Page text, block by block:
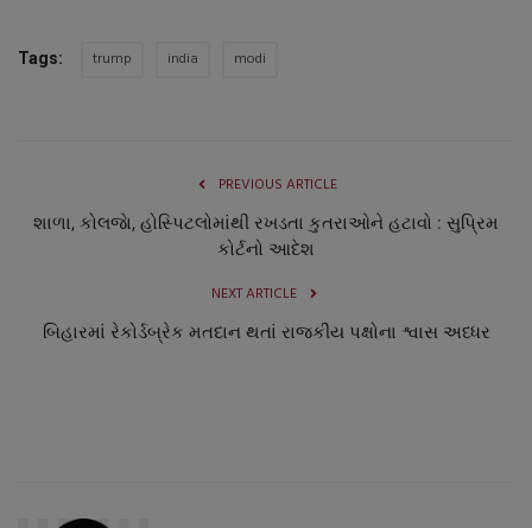
Tags: trump india modi
PREVIOUS ARTICLE
શાળા, કોલજાે, હોસ્પિટલોમાંથી રખડતા કુતરાઓને હટાવો : સુપ્રિમ
કોર્ટનો આદેશ
NEXT ARTICLE
બિહારમાં રેકોર્ડબ્રેક મતદાન થતાં રાજકીય પક્ષોના શ્વાસ અધ્ધર